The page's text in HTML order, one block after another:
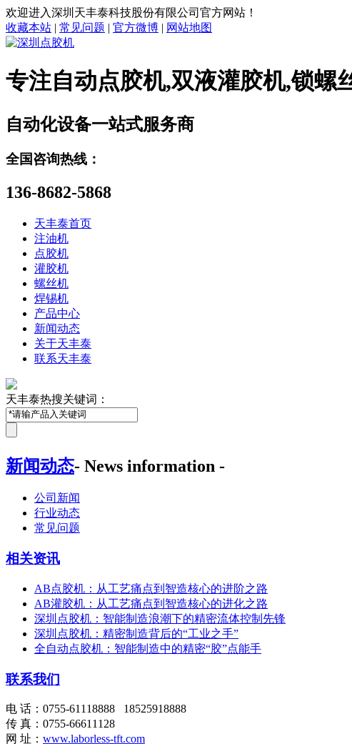
欢迎进入深圳天丰泰科技股份有限公司官方网站！
收藏本站 | 常见问题 | 官方微博 | 网站地图
专注自动点胶机,双液灌胶机,锁螺
自动化设备一站式服务商
全国咨询热线：
136-8682-5868
天丰泰首页
注油机
点胶机
灌胶机
螺丝机
焊锡机
产品中心
新闻动态
关于天丰泰
联系天丰泰
天丰泰热搜关键词：
新闻动态- News information -
公司新闻
行业动态
常见问题
相关资讯
AB点胶机：从工艺痛点到智造核心的进阶之路
AB灌胶机：从工艺痛点到智造核心的进化之路
深圳点胶机：智能制造浪潮下的精密流体控制先锋
深圳点胶机：精密制造背后的“工业之手”
全自动点胶机：智能制造中的精密“胶”点能手
联系我们
电 话：0755-61118888 18525918888
传 真：0755-66611128
网 址： www.laborless-tft.com